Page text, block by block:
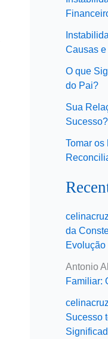
Causas
O que
do Pai?
Sua
Sucesso?
Tomar os
da
Evolução
Antonio
Familiar:
Sucesso